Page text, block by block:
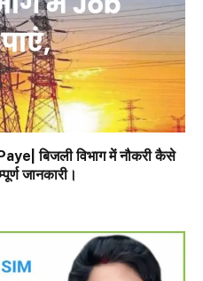
बिजली विभाग में नौकरी कैसे
जानकारी।